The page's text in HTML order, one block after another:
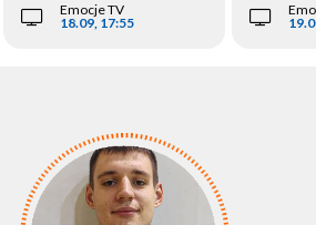
Emocje TV
18.09, 17:55